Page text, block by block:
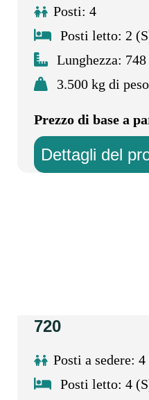
Posti: 4
Posti letto: 2
Lunghezza: 748
3.500 kg di
Prezzo di base a
Dettagli del
720
Posti a sedere:
Posti letto: 4